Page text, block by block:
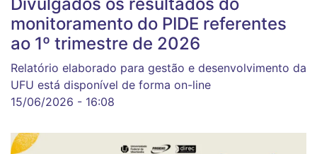
monitoramento do PIDE referentes
ao 1º trimestre de 2026
Relatório elaborado para gestão e desenvolvimento da
UFU está disponível de forma on-line
15/06/2026 - 16:08